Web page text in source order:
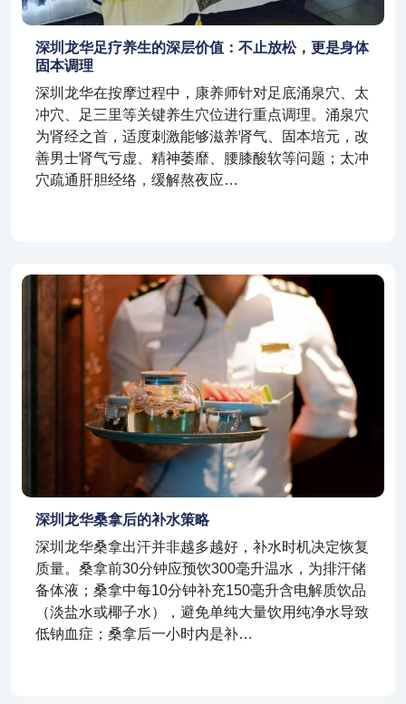
深圳龙华足疗养生的深层价值：不止放松，更是身体
固本调理
深圳龙华在按摩过程中，康养师针对足底涌泉穴、太
冲穴、足三里等关键养生穴位进行重点调理。涌泉穴
为肾经之首，适度刺激能够滋养肾气、固本培元，改
善男士肾气亏虚、精神萎靡、腰膝酸软等问题；太冲
穴疏通肝胆经络，缓解熬夜应…
深圳龙华桑拿后的补水策略
深圳龙华桑拿出汗并非越多越好，补水时机决定恢复
质量。桑拿前30分钟应预饮300毫升温水，为排汗储
备体液；桑拿中每10分钟补充150毫升含电解质饮品
（淡盐水或椰子水），避免单纯大量饮用纯净水导致
低钠血症；桑拿后一小时内是补…